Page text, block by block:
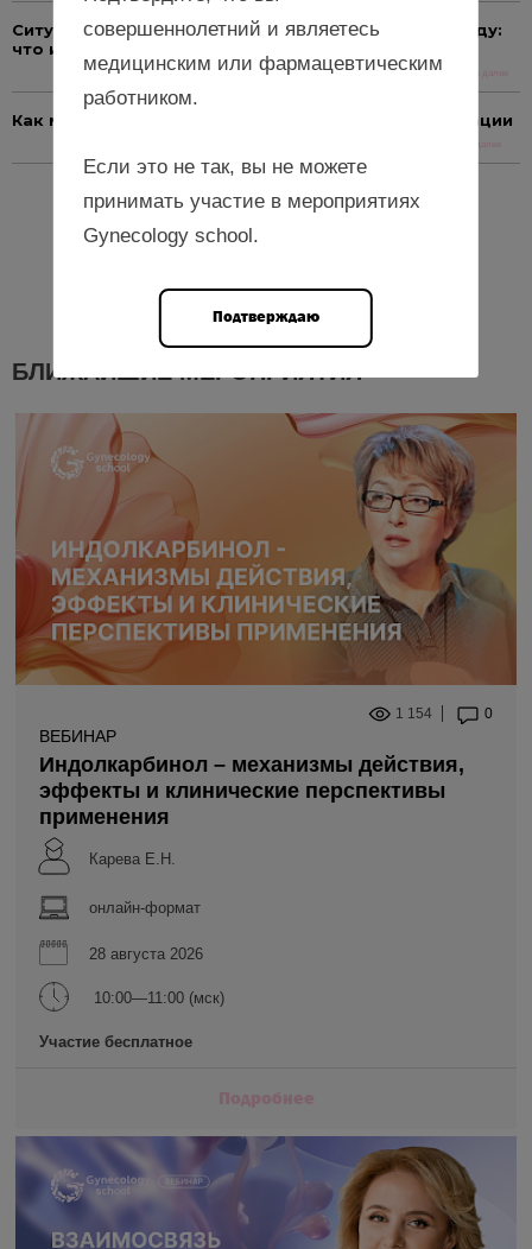
Ситуация с онкозаболеваниями в России в 2025 году:
что изменилось?
Читать далее
Как мифы о грудном вскармливании мешают лактации
Читать далее
Еще новости
БЛИЖАЙШИЕ МЕРОПРИЯТИЯ
1 154 0
ВЕБИНАР
Индолкарбинол – механизмы действия,
эффекты и клинические перспективы
применения
Карева Е.Н.
онлайн-формат
28 августа 2026
10:00—11:00 (мск)
Участие бесплатное
Подробнее
совершеннолетний и являетесь
медицинским или фармацевтическим
работником.
Если это не так, вы не можете
принимать участие в мероприятиях
Gynecology school.
Подтверждаю